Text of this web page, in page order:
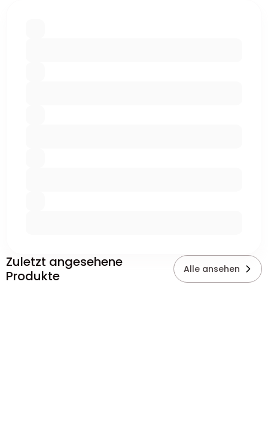
Zuletzt angesehene
Produkte
Alle ansehen